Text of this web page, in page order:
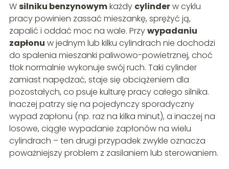
Wsilniku benzynowymkażdy cylinderw cyklu
pracy powinien zassać mieszankę, sprężyć ją,
zapalić i oddać moc na wale. Przywypadaniu
zapłonu w jednym lub kilku cylindrach nie dochodzi
do spalenia mieszanki paliwowo-powietrznej, choć
tłok normalnie wykonuje swój ruch. Taki cylinder
zamiast napędzać, staje się obciążeniem dla
pozostałych, co psuje kulturę pracy całego silnika.
Inaczej patrzy się na pojedynczy sporadyczny
wypad zapłonu (np. raz na kilka minut), a inaczej na
losowe, ciągłe wypadanie zapłonów na wielu
cylindrach – ten drugi przypadek zwykle oznacza
poważniejszy problem z zasilaniem lub sterowaniem.